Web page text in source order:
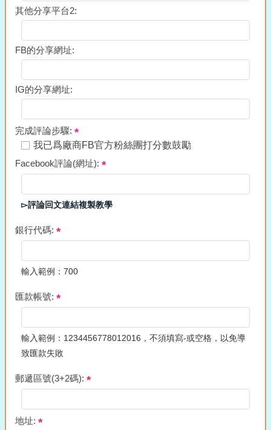
其他分享平台2:
FB的分享網址:
IG的分享網址:
完成評論步驟:
我已爲廠商FB官方粉絲團打分數鼓勵
Facebook評論(網址):
▻評論回文連結複製教學
銀行代碼:
輸入範例：700
匯款帳號:
輸入範例：1234456778012016，不須填寫-或空格，以免導
致匯款失敗
郵遞區號(3+2碼):
地址: